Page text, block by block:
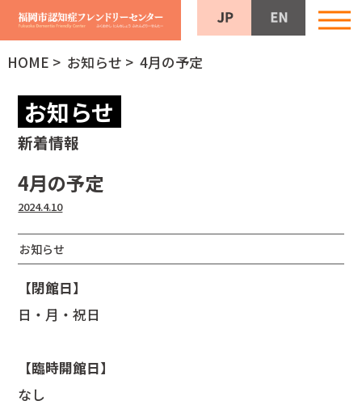
HOME > お知らせ > 4月の予定
お知らせ
新着情報
4月の予定
2024.4.10
お知らせ
【閉館日】
日・月・祝日
【臨時開館日】
なし